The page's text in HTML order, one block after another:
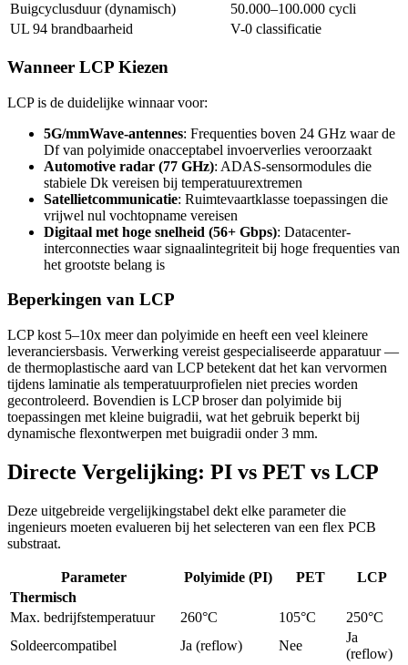
Buigcyclusduur (dynamisch)
50.000–100.000 cycli
UL 94 brandbaarheid
V-0 classificatie
Wanneer LCP Kiezen
LCP is de duidelijke winnaar voor:
5G/mmWave-antennes: Frequenties boven 24 GHz waar de
Df van polyimide onacceptabel invoerverlies veroorzaakt
Automotive radar (77 GHz): ADAS-sensormodules die
stabiele Dk vereisen bij temperatuurextremen
Satellietcommunicatie: Ruimtevaartklasse toepassingen die
vrijwel nul vochtopname vereisen
Digitaal met hoge snelheid (56+ Gbps): Datacenter-
interconnecties waar signaalintegriteit bij hoge frequenties van
het grootste belang is
Beperkingen van LCP
LCP kost 5–10x meer dan polyimide en heeft een veel kleinere
leveranciersbasis. Verwerking vereist gespecialiseerde apparatuur —
de thermoplastische aard van LCP betekent dat het kan vervormen
tijdens laminatie als temperatuurprofielen niet precies worden
gecontroleerd. Bovendien is LCP broser dan polyimide bij
toepassingen met kleine buigradii, wat het gebruik beperkt bij
dynamische flexontwerpen met buigradii onder 3 mm.
Directe Vergelijking: PI vs PET vs LCP
Deze uitgebreide vergelijkingstabel dekt elke parameter die
ingenieurs moeten evalueren bij het selecteren van een flex PCB
substraat.
Parameter Polyimide (PI) PET
LCP
Thermisch
Max. bedrijfstemperatuur
260°C 105°C
250°C
Soldeercompatibel
Ja (reflow) Nee
Ja
(reflow)